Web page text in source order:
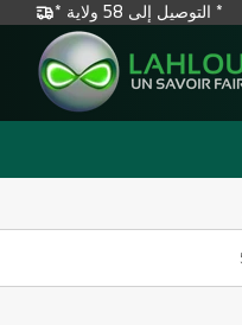
* التوصيل إلى 58 ولاية *